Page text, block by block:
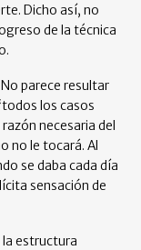
Dicho así, no
de la técnica
parece resultar
los casos
necesaria del
no le tocará. Al
se daba cada día
sensación de
la estructura